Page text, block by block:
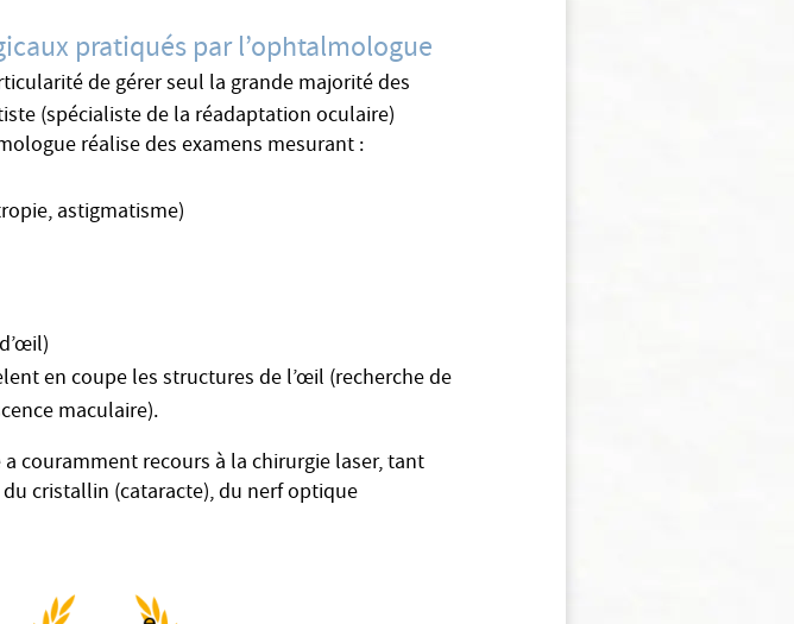
pratiqués par l’ophtalmologue
de gérer seul la grande majorité des
(spécialiste de la réadaptation oculaire)
réalise des examens mesurant :
astigmatisme)
en coupe les structures de l’œil (recherche de
maculaire).
couramment recours à la chirurgie laser, tant
cristallin (cataracte), du nerf optique